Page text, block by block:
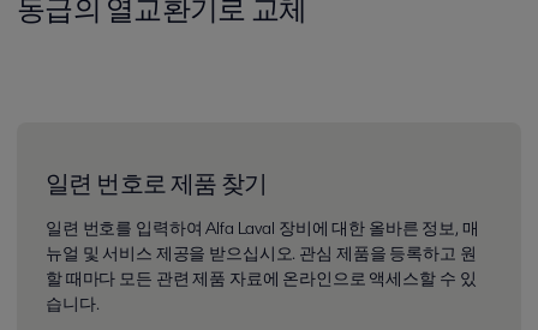
동급의 열교환기로 교체
일련 번호로 제품 찾기
일련 번호를 입력하여 Alfa Laval 장비에 대한 올바른 정보, 매
뉴얼 및 서비스 제공을 받으십시오. 관심 제품을 등록하고 원
할 때마다 모든 관련 제품 자료에 온라인으로 액세스할 수 있
습니다.